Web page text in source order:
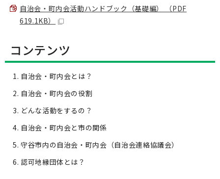
自治会・町内会活動ハンドブック（基礎編） （PDF
619.1KB）
コンテンツ
自治会・町内会とは？
自治会・町内会の役割
どんな活動をするの？
自治会・町内会と市の関係
守谷市内の自治会・町内会（自治会連絡協議会）
認可地縁団体とは？